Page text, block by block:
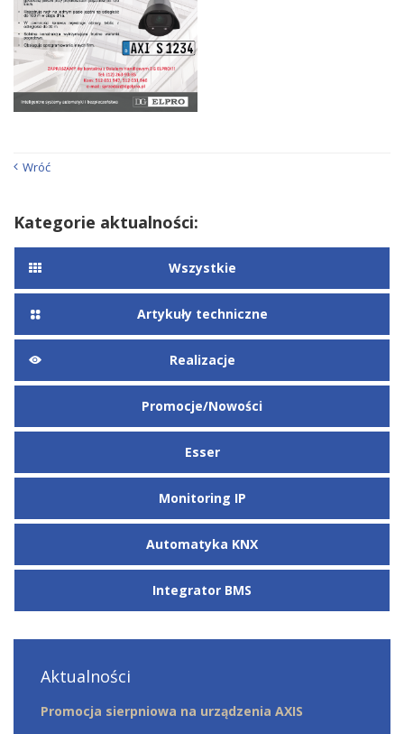
Wróć
Kategorie aktualności:
Wszystkie
Artykuły techniczne
Realizacje
Promocje/Nowości
Esser
Monitoring IP
Automatyka KNX
Integrator BMS
Aktualności
Promocja sierpniowa na urządzenia AXIS